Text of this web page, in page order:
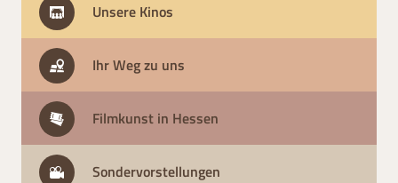
Unsere Kinos
Ihr Weg zu uns
Filmkunst in Hessen
Sondervorstellungen